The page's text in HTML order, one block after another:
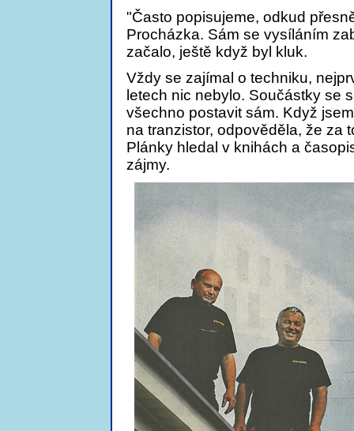
"Často popisujeme, odkud
Procházka. Sám se vysíláním
začalo, ještě když byl kluk.
Vždy se zajímal o techniku,
letech nic nebylo. Součástky se
všechno postavit sám. Když
na tranzistor, odpověděla, že za
Plánky hledal v knihách a
zájmy.